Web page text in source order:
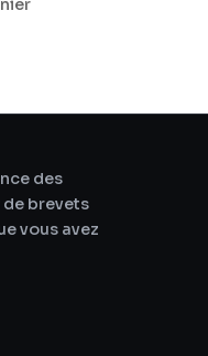
des
brevets
vous avez